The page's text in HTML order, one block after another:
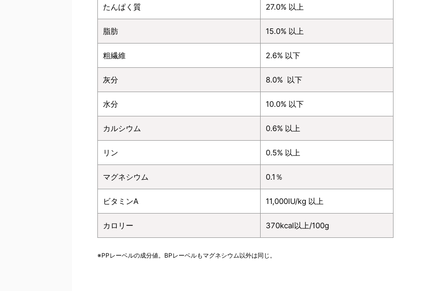
たんぱく質 27.0% 以上
脂肪 15.0% 以上
粗繊維 2.6% 以下
灰分 8.0% 以下
水分 10.0% 以下
カルシウム 0.6% 以上
リン 0.5% 以上
マグネシウム 0.1％
ビタミンA 11,000IU/kg 以上
カロリー 370kcal以上/100g
※PPレーベルの成分値。BPレーベルもマグネシウム以外は同じ。